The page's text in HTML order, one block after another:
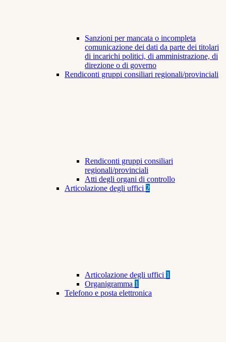
Sanzioni per mancata o incompleta
comunicazione dei dati da parte dei titolari
di incarichi politici, di amministrazione, di
direzione o di governo
Rendiconti gruppi consiliari regionali/provinciali
Rendiconti gruppi consiliari
regionali/provinciali
Atti degli organi di controllo
Articolazione degli uffici 2
Articolazione degli uffici 1
Organigramma 1
Telefono e posta elettronica